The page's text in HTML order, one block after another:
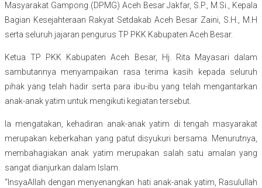
Masyarakat Gampong (DPMG) Aceh Besar Jakfar, S.P., M.Si., Kepala
Bagian Kesejahteraan Rakyat Setdakab Aceh Besar Zaini, S.H., M.H
serta seluruh jajaran pengurus TP PKK Kabupaten Aceh Besar.
Ketua TP PKK Kabupaten Aceh Besar, Hj. Rita Mayasari dalam
sambutannya menyampaikan rasa terima kasih kepada seluruh
pihak yang telah hadir serta para ibu-ibu yang telah mengantarkan
anak-anak yatim untuk mengikuti kegiatan tersebut.
Ia mengatakan, kehadiran anak-anak yatim di tengah masyarakat
merupakan keberkahan yang patut disyukuri bersama. Menurutnya,
membahagiakan anak yatim merupakan salah satu amalan yang
sangat dianjurkan dalam Islam.
“InsyaAllah dengan menyenangkan hati anak-anak yatim, Rasulullah